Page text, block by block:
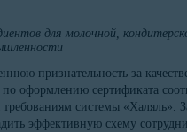
для молочной,
признательность за
оформлению сертификата
системы «Халяль».
эффективную схему